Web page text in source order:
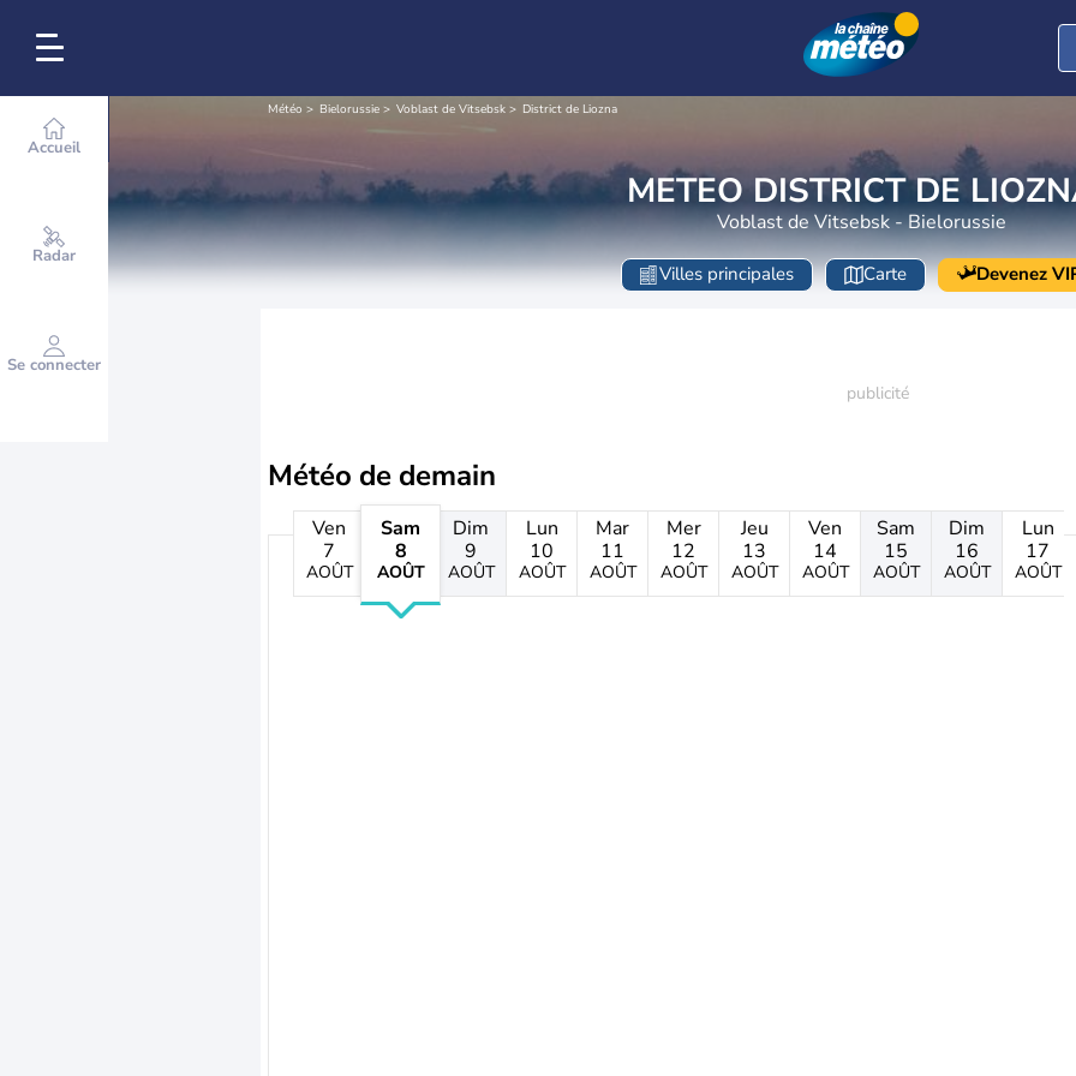
Accueil
Radar
Se connecter
Météo Bielorussie Voblast de Vitsebsk District de Liozna
METEO DISTRICT DE
Voblast de Vitsebsk - Bielorussie
Villes principales Carte Devenez
Météo de demain
Ven
7
AOÛT
Sam
8
AOÛT
Dim
9
AOÛT
Lun
10
AOÛT
Mar
11
AOÛT
Mer
12
AOÛT
Jeu
13
AOÛT
Ven
14
AOÛT
Sam
15
AOÛT
Dim
16
AOÛT
Lun
17
AOÛT